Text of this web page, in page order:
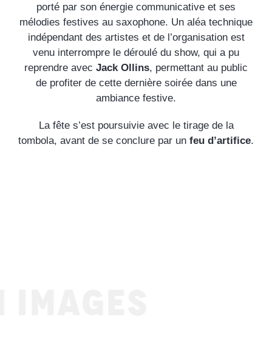
porté par son énergie communicative et ses
mélodies festives au saxophone. Un aléa technique
indépendant des artistes et de l’organisation est
venu interrompre le déroulé du show, qui a pu
reprendre avec Jack Ollins, permettant au public
de profiter de cette dernière soirée dans une
ambiance festive.
La fête s’est poursuivie avec le tirage de la
tombola, avant de se conclure par un feu d’artifice.